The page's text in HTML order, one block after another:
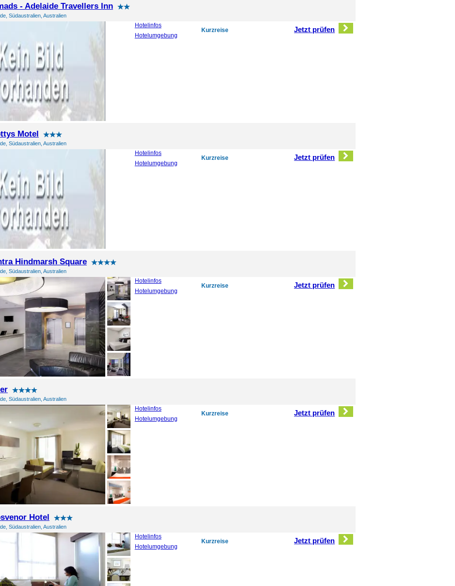
- Adelaide Travellers Inn
Südaustralien, Australien
Hotelinfos
Hotelumgebung
Kurzreise Jetzt prüfen
Motel
Südaustralien, Australien
Hotelinfos
Hotelumgebung
Kurzreise Jetzt prüfen
Hindmarsh Square
Südaustralien, Australien
Hotelinfos
Hotelumgebung
Kurzreise Jetzt prüfen
Südaustralien, Australien
Hotelinfos
Hotelumgebung
Kurzreise Jetzt prüfen
Hotel
Südaustralien, Australien
Hotelinfos
Hotelumgebung
Kurzreise Jetzt prüfen